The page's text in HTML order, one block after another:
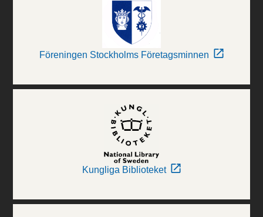
Föreningen Stockholms Företagsminnen
Kungliga Biblioteket